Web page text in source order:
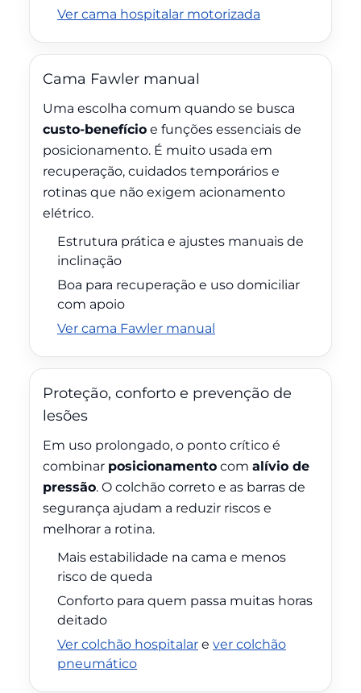
Ver cama hospitalar motorizada
Cama Fawler manual
Uma escolha comum quando se busca
custo-benefício e funções essenciais de
posicionamento. É muito usada em
recuperação, cuidados temporários e
rotinas que não exigem acionamento
elétrico.
Estrutura prática e ajustes manuais de
inclinação
Boa para recuperação e uso domiciliar
com apoio
Ver cama Fawler manual
Proteção, conforto e prevenção de
lesões
Em uso prolongado, o ponto crítico é
combinar posicionamento com alívio de
pressão. O colchão correto e as barras de
segurança ajudam a reduzir riscos e
melhorar a rotina.
Mais estabilidade na cama e menos
risco de queda
Conforto para quem passa muitas horas
deitado
Ver colchão hospitalar e ver colchão
pneumático